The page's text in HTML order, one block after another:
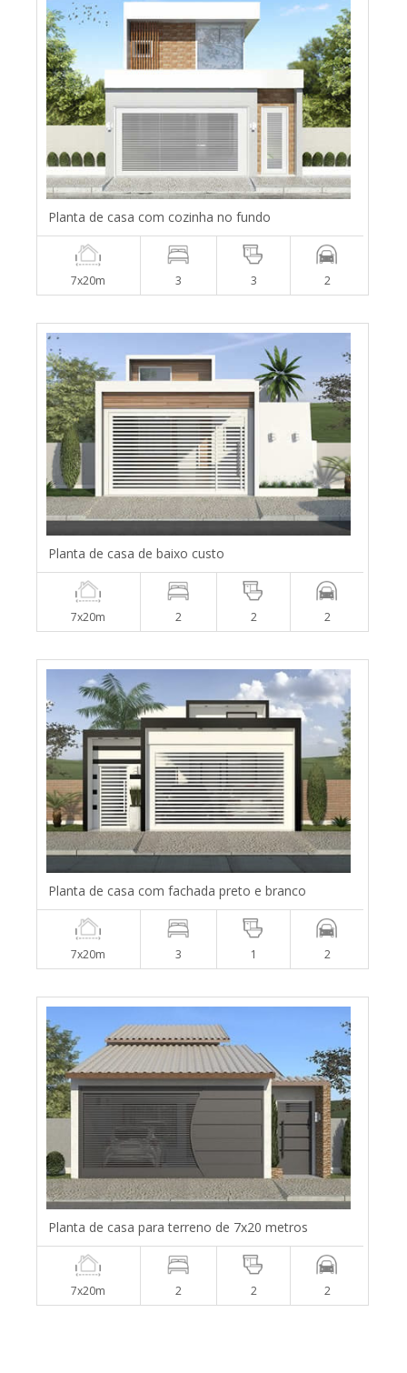
Planta de casa com cozinha no fundo
7x20m 3 3 2
Planta de casa de baixo custo
7x20m 2 2 2
Planta de casa com fachada preto e branco
7x20m 3 1 2
Planta de casa para terreno de 7x20 metros
7x20m 2 2 2